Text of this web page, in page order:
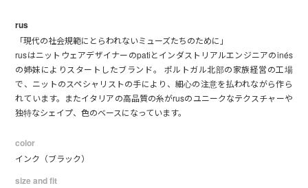
rus
「現代の社会規範にとらわれないミューズたちのために」
rusはニットウェアデザイナーのpatiとインダストリアルエンジニアのinés
の姉妹によりスタートしたブランド。 ポルトガル北部の家族経営の工場
で、ニットのスペシャリストの手により、細心の注意を払われながら作ら
れています。またイタリアの高品質の糸がrusのユニークなテクスチャーや
独特なシェイプ、色のベースになっています。
color
インク（ブラック）
size and fit